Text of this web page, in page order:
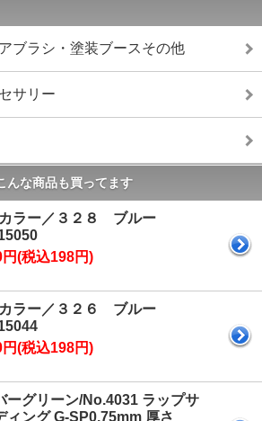
ブラシ・塗装ブースその他
サリー
んな商品も買ってます
カラー／３２８ ブルー
円(税込198円)
カラー／３２６ ブルー
円(税込198円)
ーグリーン/No.4031 ラップサ
ィング G-SP0.75mm 厚さ